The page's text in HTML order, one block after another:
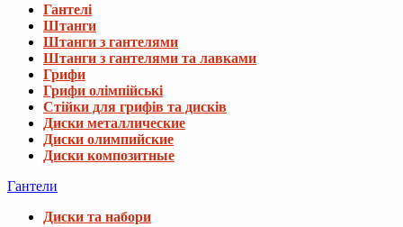
Гантелі
Штанги
Штанги з гантелями
Штанги з гантелями та лавками
Грифи
Грифи олімпійські
Стійки для грифів та дисків
Диски металлические
Диски олимпийские
Диски композитные
Гантели
Диски та набори